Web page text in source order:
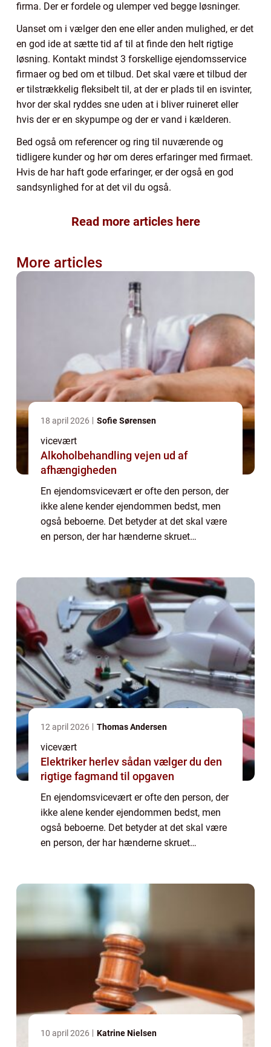
firma. Der er fordele og ulemper ved begge løsninger.
Uanset om i vælger den ene eller anden mulighed, er det
en god ide at sætte tid af til at finde den helt rigtige
løsning. Kontakt mindst 3 forskellige ejendomsservice
firmaer og bed om et tilbud. Det skal være et tilbud der
er tilstrækkelig fleksibelt til, at der er plads til en isvinter,
hvor der skal ryddes sne uden at i bliver ruineret eller
hvis der er en skypumpe og der er vand i kælderen.
Bed også om referencer og ring til nuværende og
tidligere kunder og hør om deres erfaringer med firmaet.
Hvis de har haft gode erfaringer, er der også en god
sandsynlighed for at det vil du også.
Read more articles here
More articles
18 april 2026 Sofie Sørensen
vicevært
Alkoholbehandling vejen ud af
afhængigheden
En ejendomsvicevært er ofte den person, der
ikke alene kender ejendommen bedst, men
også beboerne. Det betyder at det skal være
en person, der har hænderne skruet
12 april 2026 Thomas Andersen
vicevært
Elektriker herlev sådan vælger du den
rigtige fagmand til opgaven
En ejendomsvicevært er ofte den person, der
ikke alene kender ejendommen bedst, men
også beboerne. Det betyder at det skal være
en person, der har hænderne skruet
10 april 2026 Katrine Nielsen